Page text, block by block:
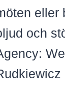
eller
och